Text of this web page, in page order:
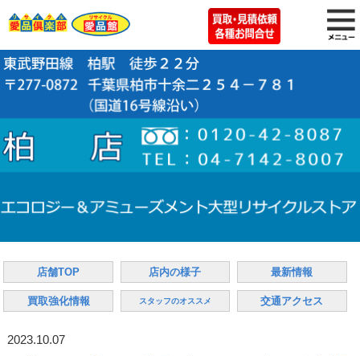
店舗TOP 店内の様子 最新情報
買取強化情報 スタッフのオススメ 交通アクセス
2023.10.07